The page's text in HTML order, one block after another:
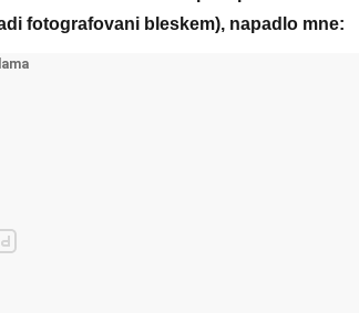
fotografovani bleskem), napadlo mne: